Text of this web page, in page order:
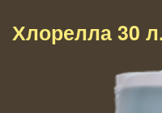
Хлорелла 30